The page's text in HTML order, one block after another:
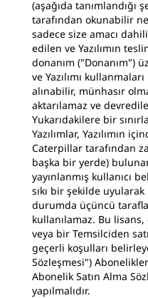
(aşağıda tanımlandığı
tarafından okunabilir
sadece size amacı
edilen ve Yazılımın
donanım ("Donanım")
ve Yazılımı
alınabilir, münhasır
aktarılamaz ve
Yukarıdakilere bir
Yazılımlar, Yazılımın
Caterpillar tarafından
başka bir yerde)
yayınlanmış kullanıcı
sıkı bir şekilde uyularak
durumda üçüncü
kullanılamaz. Bu
veya bir Temsilciden
geçerli koşulları
Sözleşmesi")
Abonelik Satın Alma
yapılmalıdır.